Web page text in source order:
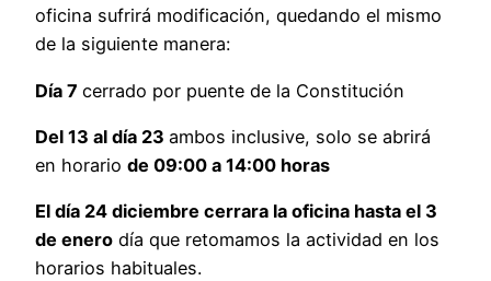
oficina sufrirá modificación, quedando el mismo
de la siguiente manera:
Día 7 cerrado por puente de la Constitución
Del 13 al día 23 ambos inclusive, solo se abrirá
en horario de 09:00 a 14:00 horas
El día 24 diciembre cerrara la oficina hasta el 3
de enero día que retomamos la actividad en los
horarios habituales.